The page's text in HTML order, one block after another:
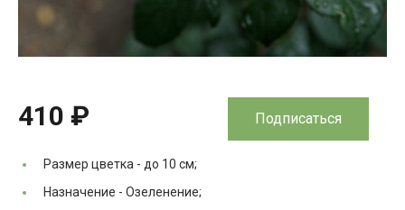
410 ₽ Подписаться
Размер цветка - до 10 см;
Назначение - Озеленение;